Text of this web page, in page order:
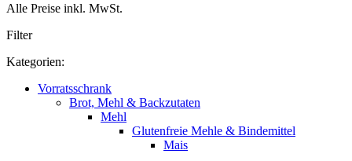
Alle Preise inkl. MwSt.
Filter
Kategorien:
Vorratsschrank
Brot, Mehl & Backzutaten
Mehl
Glutenfreie Mehle & Bindemittel
Mais